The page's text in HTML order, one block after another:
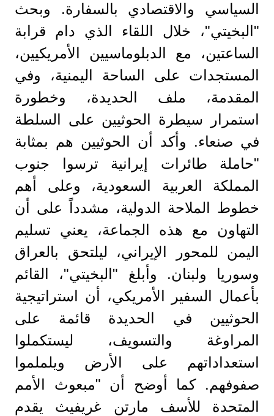
السياسي والاقتصادي بالسفارة. وبحث
"البخيتي"، خلال اللقاء الذي دام قرابة
الساعتين، مع الدبلوماسيين الأمريكيين،
المستجدات على الساحة اليمنية، وفي
المقدمة، ملف الحديدة، وخطورة
استمرار سيطرة الحوثيين على السلطة
في صنعاء. وأكد أن الحوثيين هم بمثابة
"حاملة طائرات إيرانية ترسوا جنوب
المملكة العربية السعودية، وعلى أهم
خطوط الملاحة الدولية، مشدداً على أن
التهاون مع هذه الجماعة، يعني تسليم
اليمن للمحور الإيراني، ليلتحق بالعراق
وسوريا ولبنان. وأبلغ "البخيتي"، القائم
بأعمال السفير الأمريكي، أن استراتيجية
الحوثيين في الحديدة قائمة على
المراوغة والتسويف، ليستكملوا
استعداداتهم على الأرض ويلملموا
صفوفهم. كما أوضح أن "مبعوث الأمم
المتحدة للأسف مارتن غريفيث يقدم